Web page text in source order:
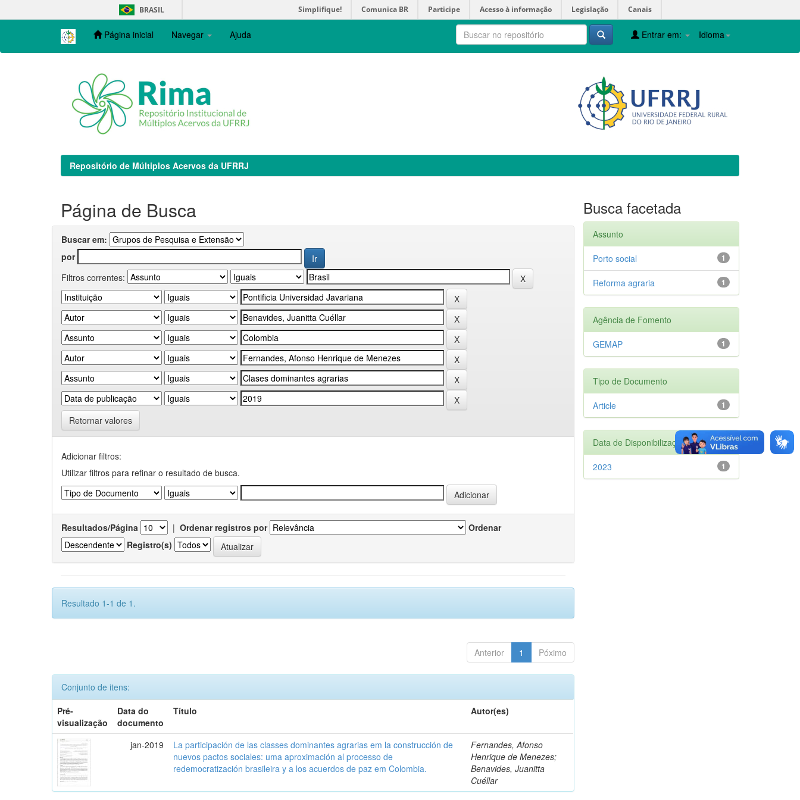
navigation
BRASIL Simplifique! Comunica BR Participe Acesso à informação Legislação Canais
Página inicial Navegar Ajuda Idioma
Entrar em:
Repositório de Múltiplos Acervos da UFRRJ
Página de Busca
Buscar em:
por
Filtros correntes:
Retornar valores
Adicionar filtros:
Utilizar filtros para refinar o resultado de busca.
Resultados/Página | Ordenar registros por
Ordenar
Registro(s)
Resultado 1-1 de 1.
Anterior 1 Póximo
Conjunto de itens:
Pré-
visualização
Data do
documento
Título Autor(es)
jan-2019
La participación de las classes dominantes agrarias em la construcción de
nuevos pactos sociales: uma aproximación al processo de
redemocratización brasileira y a los acuerdos de paz em Colombia.
Fernandes, Afonso
Henrique de Menezes;
Benavides, Juanitta
Cuéllar
Busca facetada
Assunto
1
Porto social
1
Reforma agraria
Agência de Fomento
1
GEMAP
Tipo de Documento
1
Article
Data de Disponibilização
1
2023